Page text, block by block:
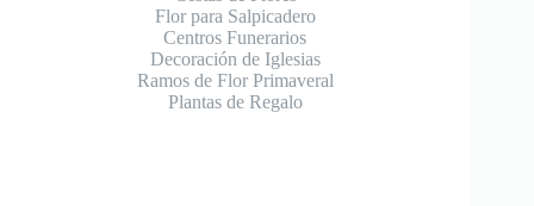
Flor para Salpicadero
Centros Funerarios
Decoración de Iglesias
Ramos de Flor Primaveral
Plantas de Regalo